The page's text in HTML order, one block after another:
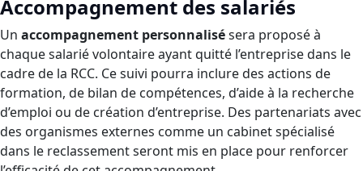
Accompagnement des salariés
Un accompagnement personnalisésera proposé à
chaque salarié volontaire ayant quitté l’entreprise dans le
cadre de la RCC. Ce suivi pourra inclure des actions de
formation, de bilan de compétences, d’aide à la recherche
d’emploi ou de création d’entreprise. Des partenariats avec
des organismes externes comme un cabinet spécialisé
dans le reclassement seront mis en place pour renforcer